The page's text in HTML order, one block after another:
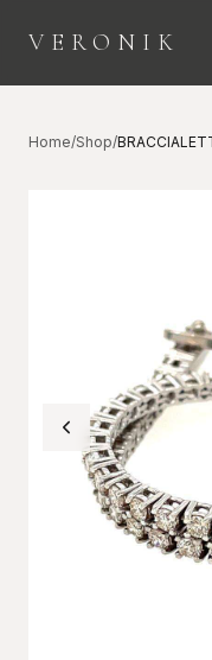
VERONIK
Home/Shop/